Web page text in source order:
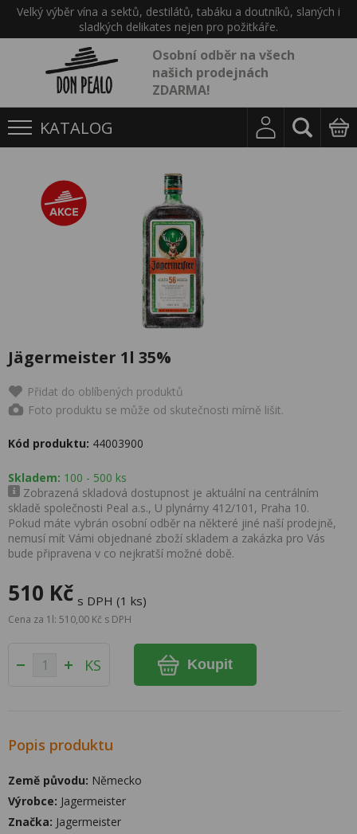
Velký výběr vína a sektů, destilátů, tabáku a doutníků, slaných i
sladkých delikates nejen pro požitkáře.
Osobní odběr na všech
našich prodejnách
ZDARMA!
KATALOG
Jägermeister 1l 35%
Přidat do oblíbených produktů
Foto produktu se může od skutečnosti mírně lišit.
Kód produktu: 44003900
Skladem: 100 - 500 ks
Zobrazená skladová dostupnost je aktuální na centrálním
skladě společnosti Peal a.s., U plynárny 412/101, Praha 10.
Pokud máte vybrán osobní odběr na některé jiné naší prodejně,
nemusí mít Vámi objednané zboží skladem a zakázka pro Vás
bude připravena v co nejkratší možné době.
510 Kč s DPH (1 ks)
Cena za 1l: 510,00 Kč s DPH
KS Koupit
Popis produktu
Země původu: Německo
Výrobce: Jagermeister
Značka: Jagermeister